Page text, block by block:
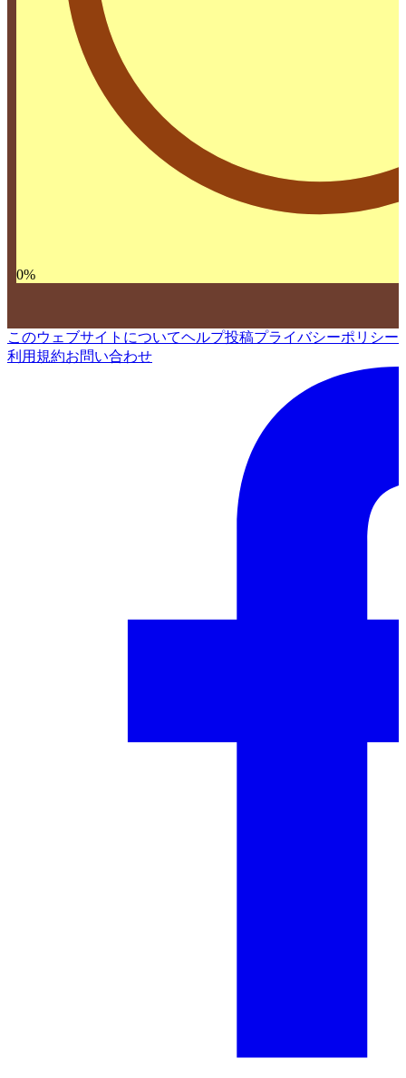
0%
このウェブサイトについてヘルプ投稿プライバシーポリシー
利用規約お問い合わせ